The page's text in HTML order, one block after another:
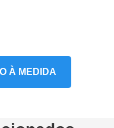
À MEDIDA